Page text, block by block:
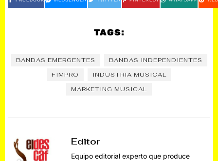
TAGS:
BANDAS EMERGENTES
BANDAS INDEPENDIENTES
FIMPRO
INDUSTRIA MUSICAL
MARKETING MUSICAL
Editor
Equipo editorial experto que produce